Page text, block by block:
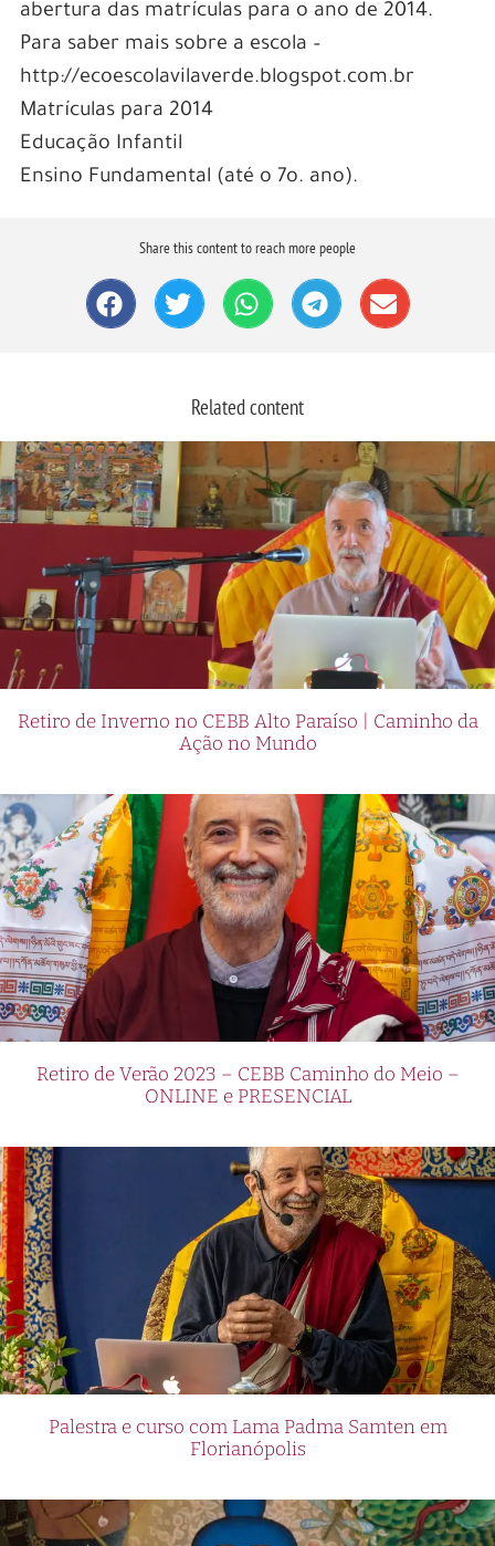
abertura das matrículas para o ano de 2014.
Para saber mais sobre a escola –
http://ecoescolavilaverde.blogspot.com.br
Matrículas para 2014
Educação Infantil
Ensino Fundamental (até o 7o. ano).
Share this content to reach more people
Related content
Retiro de Inverno no CEBB Alto Paraíso | Caminho da
Ação no Mundo
Retiro de Verão 2023 – CEBB Caminho do Meio –
ONLINE e PRESENCIAL
Palestra e curso com Lama Padma Samten em
Florianópolis